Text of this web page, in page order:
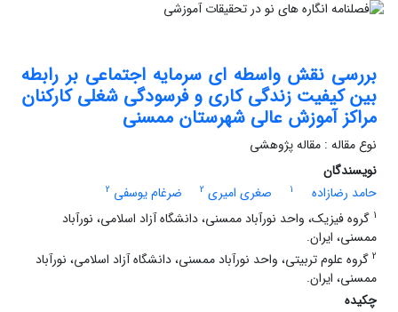
بررسی نقش واسطه ای سرمایه اجتماعی بر رابطه
بین کیفیت زندگی کاری و فرسودگی شغلی کارکنان
مراکز آموزش عالی شهرستان ممسنی
نوع مقاله : مقاله پژوهشی
نویسندگان
حامد رضازاده
1 صغری امیری 2 ضرغام یوسفی 2
1 گروه فیزیک، واحد نورآباد ممسنی، دانشگاه آزاد اسلامی، نورآباد
ممسنی، ایران.
2 گروه علوم تربیتی، واحد نورآباد ممسنی، دانشگاه آزاد اسلامی، نورآباد
ممسنی، ایران.
چکیده